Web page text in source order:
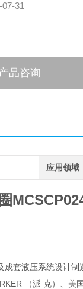
07-31
品咨询
应用领域
套液压系统设计
（派 克）、